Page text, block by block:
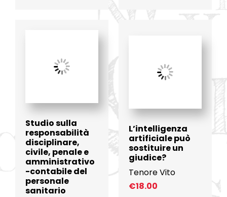
Studio sulla
responsabilità
disciplinare,
civile, penale e
amministrativo
-contabile del
personale
sanitario
L’intelligenza
artificiale può
sostituire un
giudice?
Tenore Vito
€18.00